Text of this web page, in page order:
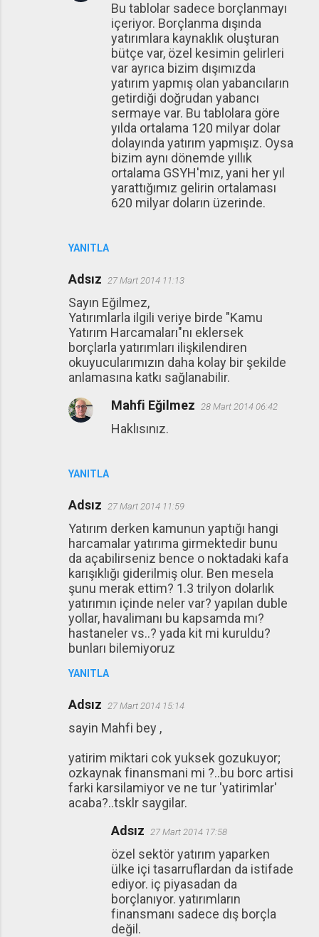
YANITLA
Bu tablolar sadece borçlanmayı
içeriyor. Borçlanma dışında
yatırımlara kaynaklık oluşturan
bütçe var, özel kesimin gelirleri
var ayrıca bizim dışımızda
yatırım yapmış olan yabancıların
getirdiği doğrudan yabancı
sermaye var. Bu tablolara göre
yılda ortalama 120 milyar dolar
dolayında yatırım yapmışız. Oysa
bizim aynı dönemde yıllık
ortalama GSYH'mız, yani her yıl
yarattığımız gelirin ortalaması
620 milyar doların üzerinde.
Adsız 27 Mart 2014 11:13
Sayın Eğilmez,
Yatırımlarla ilgili veriye birde "Kamu
Yatırım Harcamaları"nı eklersek
borçlarla yatırımları ilişkilendiren
okuyucularımızın daha kolay bir şekilde
anlamasına katkı sağlanabilir.
YANITLA
Mahfi Eğilmez 28 Mart 2014 06:42
Haklısınız.
Adsız 27 Mart 2014 11:59
Yatırım derken kamunun yaptığı hangi
harcamalar yatırıma girmektedir bunu
da açabilirseniz bence o noktadaki kafa
karışıklığı giderilmiş olur. Ben mesela
şunu merak ettim? 1.3 trilyon dolarlık
yatırımın içinde neler var? yapılan duble
yollar, havalimanı bu kapsamda mı?
hastaneler vs..? yada kit mi kuruldu?
bunları bilemiyoruz
YANITLA
Adsız 27 Mart 2014 15:14
sayin Mahfi bey ,
yatirim miktari cok yuksek gozukuyor;
ozkaynak finansmani mi ?..bu borc artisi
farki karsilamiyor ve ne tur 'yatirimlar'
acaba?..tsklr saygilar.
Adsız 27 Mart 2014 17:58
özel sektör yatırım yaparken
ülke içi tasarruflardan da istifade
ediyor. iç piyasadan da
borçlanıyor. yatırımların
finansmanı sadece dış borçla
değil.